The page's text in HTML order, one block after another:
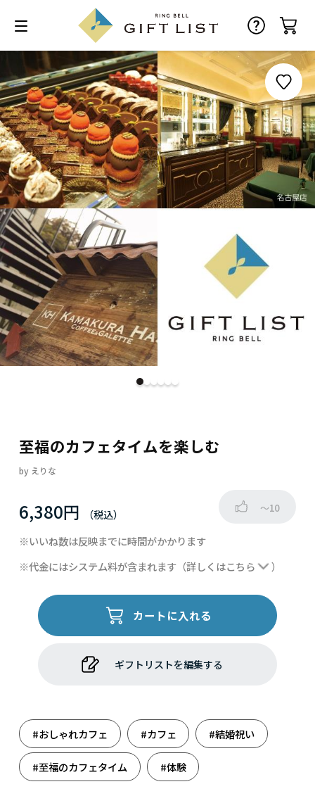
お気に入り
至福のカフェタイムを楽しむ
by えりな
6,380円 ～10
※いいね数は反映までに時間がかかります
※代金にはシステム料が含まれます（詳しくはこちら ）
カートに入れる
ギフトリストを編集する
#おしゃれカフェ #カフェ #結婚祝い
#至福のカフェタイム #体験